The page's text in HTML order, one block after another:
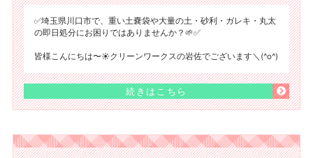
✅️埼玉県川口市で、重い土嚢袋や大量の土・砂利・ガレキ・丸太
の即日処分にお困りではありませんか？🌱✅️
皆様こんにちは〜☀️クリーンワークスの岩佐でございます＼(^o^)
続きはこちら